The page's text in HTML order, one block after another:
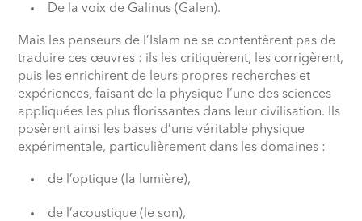
De la voix de Galinus (Galen).
Mais les penseurs de l’Islam ne se contentèrent pas de
traduire ces œuvres : ils les critiquèrent, les corrigèrent,
puis les enrichirent de leurs propres recherches et
expériences, faisant de la physique l’une des sciences
appliquées les plus florissantes dans leur civilisation. Ils
posèrent ainsi les bases d’une véritable physique
expérimentale, particulièrement dans les domaines :
de l’optique (la lumière),
de l’acoustique (le son),